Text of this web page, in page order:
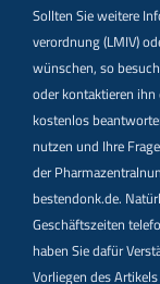
Sollten Sie weitere
verordnung (LMIV)
wünschen, so
oder kontaktieren
kostenlos
nutzen und Ihre
der
bestendonk.de.
Geschäftszeiten
haben Sie dafür
Vorliegen des